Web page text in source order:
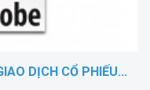
DỊCH CỔ PHIẾU...